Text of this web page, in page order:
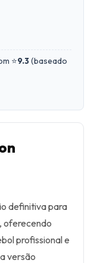
⭐9.3(baseado
definitiva para
oferecendo
profissional e
versão